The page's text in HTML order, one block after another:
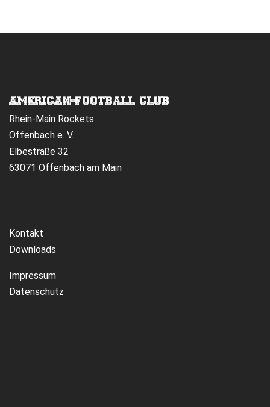
AMERICAN-FOOTBALL CLUB
Rhein-Main Rockets
Offenbach e. V.
Elbestraße 32
63071 Offenbach am Main
Kontakt
Downloads
Impressum
Datenschutz